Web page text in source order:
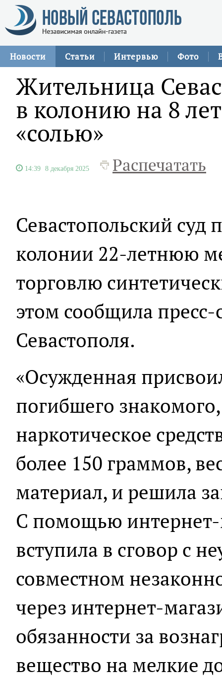
Новости Статьи Интервью Фото
Жительница
в колонию на 8
«солью»
14:39 8 декабря 2025 Распечатать
Севастопольский суд
колонии 22-летнюю
торговлю
этом сообщила
Севастополя.
«Осужденная
погибшего
наркотическое
более 150 граммов,
материал, и решила
С помощью
вступила в сговор с
совместном
через интернет-
обязанности за
вещество на мелкие